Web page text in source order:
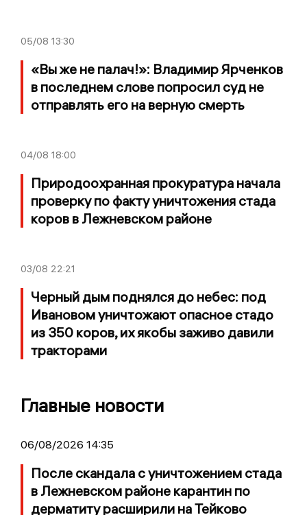
05/08 13:30
«Вы же не палач!»: Владимир Ярченков
в последнем слове попросил суд не
отправлять его на верную смерть
04/08 18:00
Природоохранная прокуратура начала
проверку по факту уничтожения стада
коров в Лежневском районе
03/08 22:21
Черный дым поднялся до небес: под
Ивановом уничтожают опасное стадо
из 350 коров, их якобы заживо давили
тракторами
Главные новости
06/08/2026 14:35
После скандала с уничтожением стада
в Лежневском районе карантин по
дерматиту расширили на Тейково